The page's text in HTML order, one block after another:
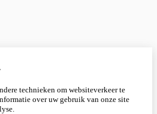
technieken om websiteverkeer te
over uw gebruik van onze site